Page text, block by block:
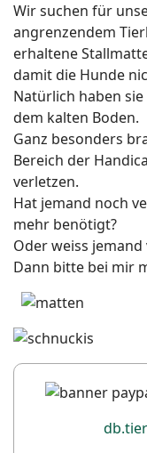
Wir suchen für
angrenzendem
erhaltene
damit die Hunde
Natürlich haben
dem kalten Boden.
Ganz besonders
Bereich der
verletzen.
Hat jemand noch
mehr benötigt?
Oder weiss
Dann bitte bei mir